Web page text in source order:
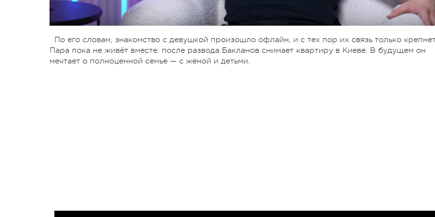
По его словам, знакомство с девушкой произошло офлайн, и с тех пор их связь только
Пара пока не живёт вместе: после развода Бакланов снимает квартиру в Киеве. В будущем он
мечтает о полноценной семье — с женой и детьми.